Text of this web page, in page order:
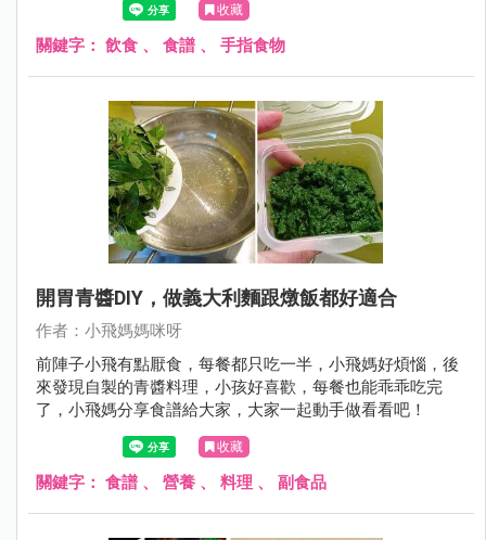
收藏
關鍵字： 飲食 、 食譜 、 手指食物
開胃青醬DIY，做義大利麵跟燉飯都好適合
作者：小飛媽媽咪呀
前陣子小飛有點厭食，每餐都只吃一半，小飛媽好煩惱，後
來發現自製的青醬料理，小孩好喜歡，每餐也能乖乖吃完
了，小飛媽分享食譜給大家，大家一起動手做看看吧！
收藏
關鍵字： 食譜 、 營養 、 料理 、 副食品